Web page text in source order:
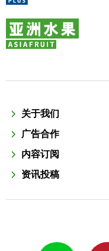
关于我们
广告合作
内容订阅
资讯投稿